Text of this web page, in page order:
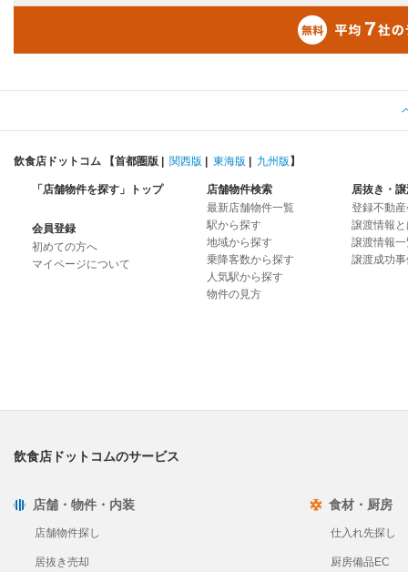
飲食店ドットコム 【首都圏版 関西版 東海版 九州版 】
「店舗物件を探す」トップ
会員登録
初めての方へ
マイページについて
店舗物件検索
最新店舗物件一覧
駅から探す
地域から探す
乗降客数から探す
人気駅から探す
物件の見方
居抜き・
登録不動
譲渡情報
譲渡情報
譲渡成功
飲食店ドットコムのサービス
店舗・物件・内装
店舗物件探し
居抜き売却
食材・厨房
仕入れ先探し
厨房備品EC